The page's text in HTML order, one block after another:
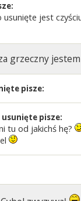
usunięte jest
grzeczny jestem
pisze:
pisze:
tu od jakichś hę?